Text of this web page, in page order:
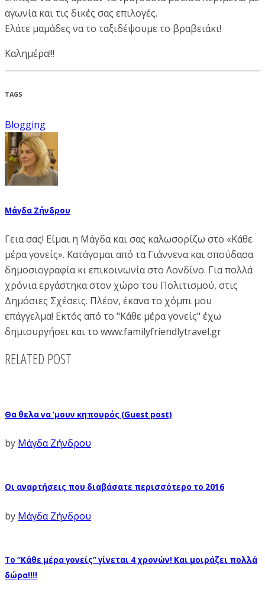
αγωνία και τις δικές σας επιλογές.
Ελάτε μαμάδες να το ταξιδέψουμε το βραβειάκι!
Καλημέρα!!!
TAGS
Blogging
Μάγδα Ζήνδρου
Γεια σας! Είμαι η Μάγδα και σας καλωσορίζω στο «Κάθε
μέρα γονείς». Κατάγομαι από τα Γιάννενα και σπούδασα
δημοσιογραφία κι επικοινωνία στο Λονδίνο. Για πολλά
χρόνια εργάστηκα στον χώρο του Πολιτισμού, στις
Δημόσιες Σχέσεις. Πλέον, έκανα το χόμπι μου
επάγγελμα! Εκτός από το "Κάθε μέρα γονείς" έχω
δημιουργήσει και το www.familyfriendlytravel.gr
RELATED POST
Θα ΄θελα να ‘μουν κηπουρός (Guest post)
by Μάγδα Ζήνδρου
Οι αναρτήσεις που διαβάσατε περισσότερο το 2016
by Μάγδα Ζήνδρου
To “Κάθε μέρα γονείς” γίνεται 4 χρονών! Και μοιράζει πολλά
δώρα!!!!